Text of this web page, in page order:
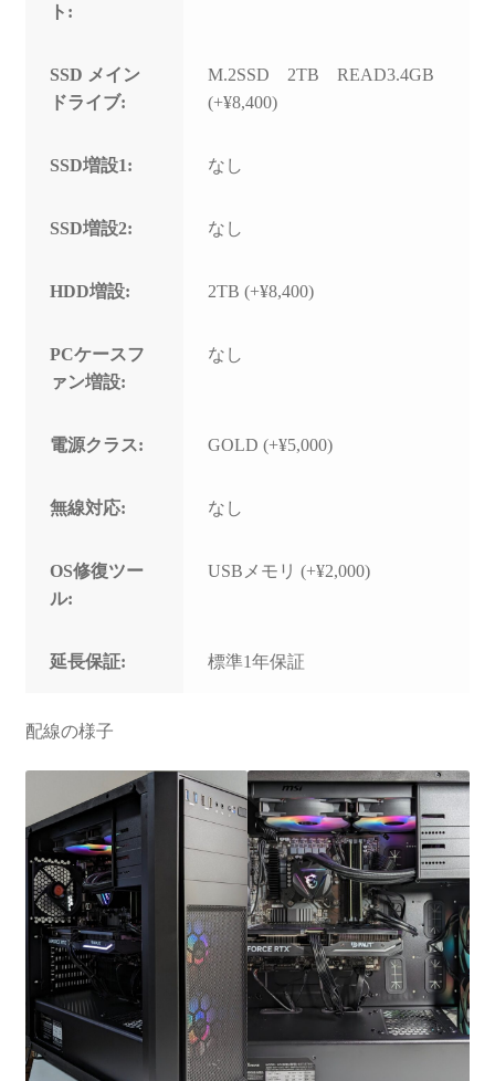
ト:
SSD メイン
ドライブ:
M.2SSD 2TB READ3.4GB
(+¥8,400)
SSD増設1: なし
SSD増設2: なし
HDD増設: 2TB (+¥8,400)
PCケースフ
ァン増設:
なし
電源クラス: GOLD (+¥5,000)
無線対応: なし
OS修復ツー
ル:
USBメモリ (+¥2,000)
延長保証: 標準1年保証
配線の様子